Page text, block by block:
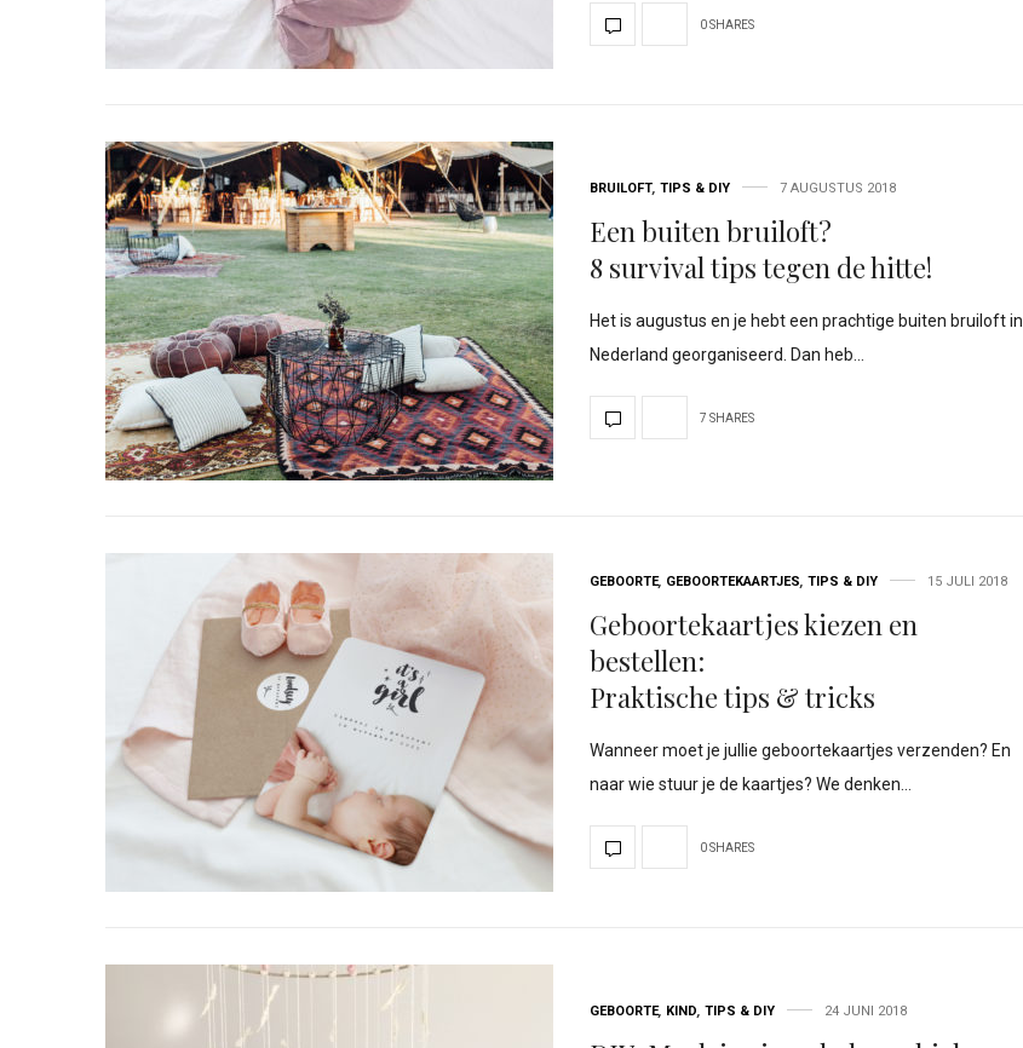
0 SHARES
BRUILOFT, TIPS & DIY 7 AUGUSTUS 2018
Een buiten bruiloft?
8 survival tips tegen de hitte!
Het is augustus en je hebt een prachtige buiten bruiloft in
Nederland georganiseerd. Dan heb…
7 SHARES
GEBOORTE, GEBOORTEKAARTJES, TIPS & DIY 15 JULI 2018
Geboortekaartjes kiezen en
bestellen:
Praktische tips & tricks
Wanneer moet je jullie geboortekaartjes verzenden? En
naar wie stuur je de kaartjes? We denken…
0 SHARES
GEBOORTE, KIND, TIPS & DIY 24 JUNI 2018